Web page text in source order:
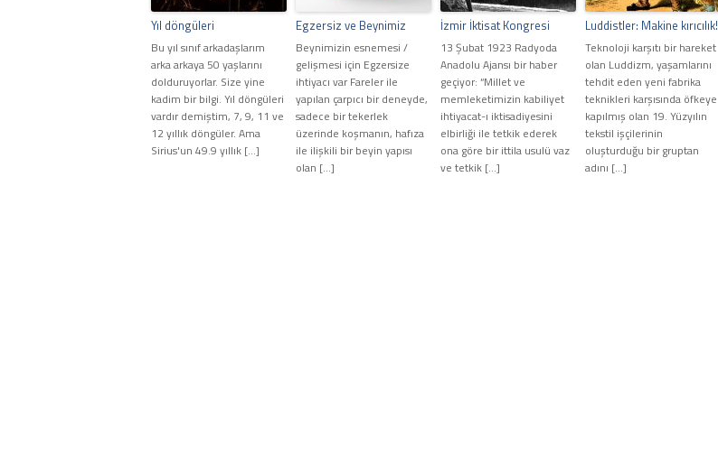
Yıl döngüleri
Bu yıl sınıf arkadaşlarım
arka arkaya 50 yaşlarını
dolduruyorlar. Size yine
kadim bir bilgi. Yıl döngüleri
vardır demiştim, 7, 9, 11 ve
12 yıllık döngüler. Ama
Sirius'un 49.9 yıllık […]
Egzersiz ve Beynimiz
Beynimizin esnemesi /
gelişmesi için Egzersize
ihtiyacı var Fareler ile
yapılan çarpıcı bir deneyde,
sadece bir tekerlek
üzerinde koşmanın, hafıza
ile ilişkili bir beyin yapısı
olan […]
İzmir İktisat Kongresi
13 Şubat 1923 Radyoda
Anadolu Ajansı bir haber
geçiyor: “Millet ve
memleketimizin kabiliyet
ihtiyacat-ı iktisadiyesini
elbirliği ile tetkik ederek
ona göre bir ittila usulü vaz
ve tetkik […]
Luddistler: Makine kırıcılık!
Teknoloji karşıtı bir hareket
olan Luddizm, yaşamlarını
tehdit eden yeni fabrika
teknikleri karşısında öfkeye
kapılmış olan 19. Yüzyılın
tekstil işçilerinin
oluşturduğu bir gruptan
adını […]